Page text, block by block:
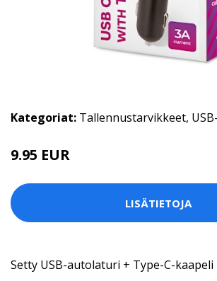
Kategoriat: Tallennustarvikkeet,
9.95 EUR
LISÄTIETOJA
Setty USB-autolaturi + Type-C-kaapeli